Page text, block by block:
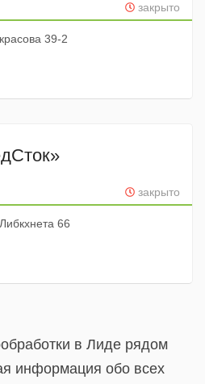
закрыто
39-2
закрыто
66
в Лиде рядом
информация обо всех